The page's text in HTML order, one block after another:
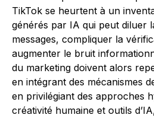
TikTok se heurtent à un
générés par IA qui peut diluer
messages, compliquer la
augmenter le bruit
du marketing doivent alors
en intégrant des mécanismes
en privilégiant des approches
créativité humaine et outils